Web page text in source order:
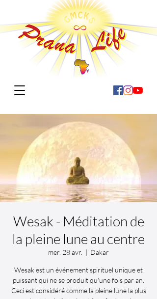
Wesak - Méditation de
la pleine lune au centre
mer. 28 avr.
  |
Dakar
Wesak est un événement spirituel unique et
puissant qui ne se produit qu'une fois par an.
Ceci est considéré comme la pleine lune la plus